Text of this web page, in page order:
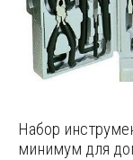
Набор
минимум для